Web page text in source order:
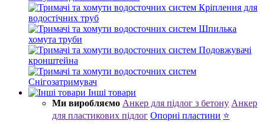
Кріплення для
водостічних труб
Шпилька
хомута труби
Подовжувачі
кронштейна
Снігозатримувач
Інші товари
Ми виробляємо Анкер для підлог з бетону Анкер
для пластикових підлог Опорні пластини ⭐